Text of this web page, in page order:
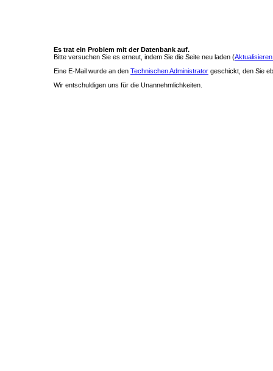
Es trat ein Problem mit der Datenbank auf.
Bitte versuchen Sie es erneut, indem Sie die Seite neu laden (
Eine E-Mail wurde an den Technischen Administrator geschickt, den Sie
Wir entschuldigen uns für die Unannehmlichkeiten.